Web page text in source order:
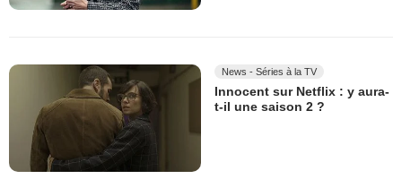
News - Séries à la TV
Innocent sur Netflix : y aura-
t-il une saison 2 ?